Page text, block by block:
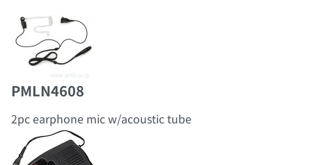
PMLN4608
2pc earphone mic w/acoustic tube